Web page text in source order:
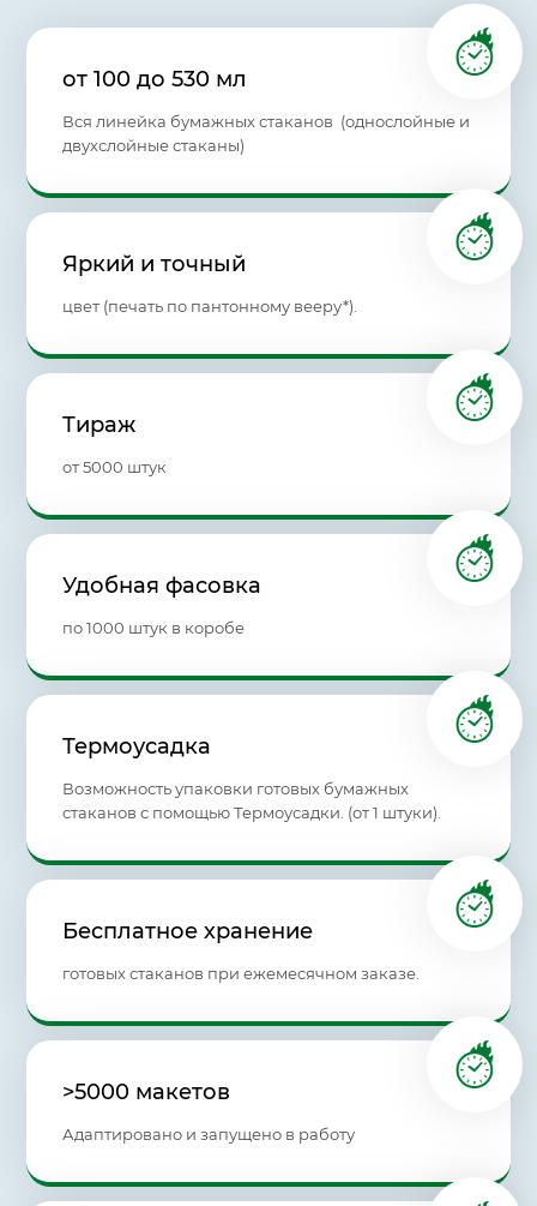
от 100 до 530 мл
Вся линейка бумажных стаканов (однослойные и
двухслойные стаканы)
Яркий и точный
цвет (печать по пантонному вееру*).
Тираж
от 5000 штук
Удобная фасовка
по 1000 штук в коробе
Термоусадка
Возможность упаковки готовых бумажных
стаканов с помощью Термоусадки. (от 1 штуки).
Бесплатное хранение
готовых стаканов при ежемесячном заказе.
>5000 макетов
Адаптировано и запущено в работу